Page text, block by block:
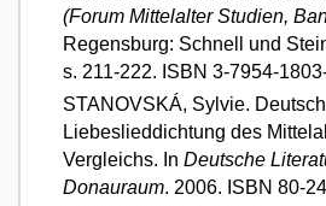
(Forum Mittelalter Studien,
Regensburg: Schnell und
s. 211-222. ISBN 3-7954-
STANOVSKÁ, Sylvie.
Liebeslieddichtung des
Vergleichs. In Deutsche
Donauraum. 2006. ISBN 80-